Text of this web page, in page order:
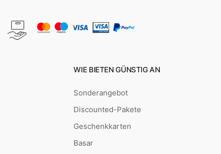
WIE BIETEN GÜNSTIG AN
Sonderangebot
Discounted-Pakete
Geschenkkarten
Basar